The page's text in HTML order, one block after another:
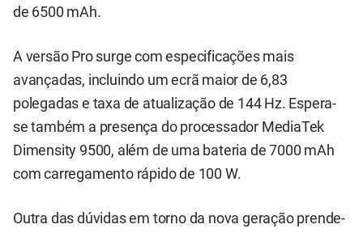
de 6500 mAh.
A versão Pro surge com especificações mais
avançadas, incluindo um ecrã maior de 6,83
polegadas e taxa de atualização de 144 Hz. Espera-
se também a presença do processador MediaTek
Dimensity 9500, além de uma bateria de 7000 mAh
com carregamento rápido de 100 W.
Outra das dúvidas em torno da nova geração prende-